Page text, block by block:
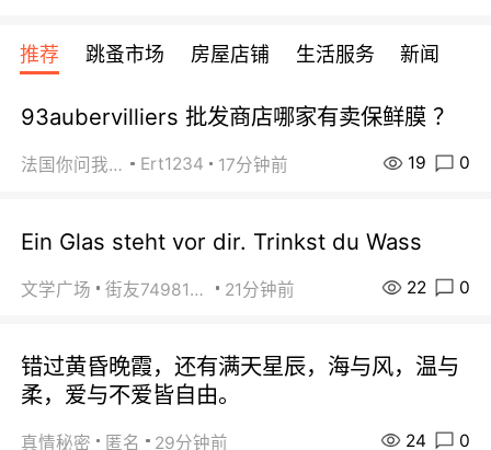
宾馆 108欧/天起
全程756欧/位
欧/天起 ~包拼房
每周铁发！
推荐 跳蚤市场 房屋店铺 生活服务 新闻
93aubervilliers 批发商店哪家有卖保鲜膜 ？
法国你问我答 Ert1234 17分钟前 19 0
Ein Glas steht vor dir. Trinkst du Wass
文学广场 街友74981146 21分钟前 22 0
错过黄昏晚霞，还有满天星辰，海与风，温与
柔，爱与不爱皆自由。
真情秘密 匿名 29分钟前 24 0